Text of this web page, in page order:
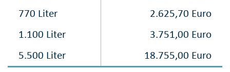
770 Liter
2.625,70 Euro
1.100 Liter
3.751,00 Euro
5.500 Liter
18.755,00 Euro